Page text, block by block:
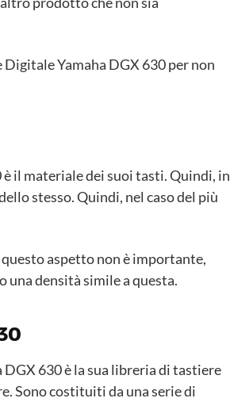
Yamaha DGX 630 per non
il materiale dei suoi tasti. Quindi, in
stesso. Quindi, nel caso del più
aspetto non è importante,
una densità simile a questa.
630 è la sua libreria di tastiere
Sono costituiti da una serie di